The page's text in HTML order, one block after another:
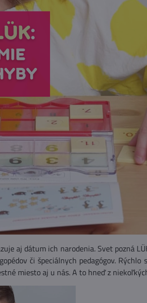
aj dátum ich narodenia. Svet pozná
či špeciálnych pedagógov.
miesto aj u nás. A to hneď z